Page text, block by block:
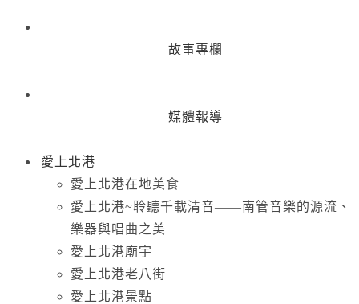
故事專欄
媒體報導
愛上北港
愛上北港在地美食
愛上北港~聆聽千載清音——南管音樂的源流、
樂器與唱曲之美
愛上北港廟宇
愛上北港老八街
愛上北港景點